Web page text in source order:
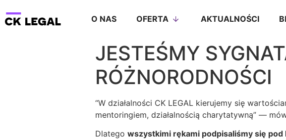
O NAS OFERTA AKTUALNOŚCI
JESTEŚMY
RÓŻNORODNOŚCI
“W działalności CK LEGAL kierujemy się
mentoringiem, działalnością charytatywną” —
Dlatego wszystkimi rękami podpisaliśmy się